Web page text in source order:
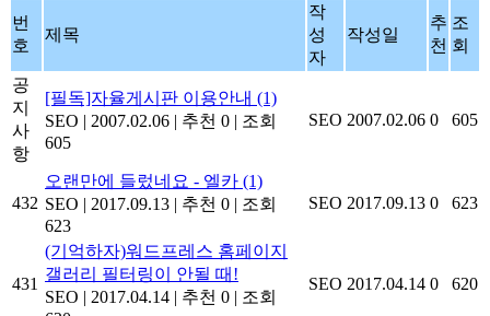
번
호
제목
작
성
자
작성일
추
천
조
회
공
지
사
항
[필독]자율게시판 이용안내 (1)
SEO | 2007.02.06 | 추천 0 | 조회
605
SEO 2007.02.06 0 605
432
오랜만에 들렀네요 - 엘카 (1)
SEO | 2017.09.13 | 추천 0 | 조회
623
SEO 2017.09.13 0 623
431
(기억하자)워드프레스 홈페이지
갤러리 필터링이 안될 때!
SEO | 2017.04.14 | 추천 0 | 조회
SEO 2017.04.14 0 620